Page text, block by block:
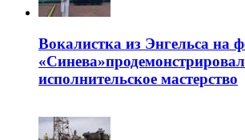
Вокалистка из Энгельса на
исполнительское мастерство